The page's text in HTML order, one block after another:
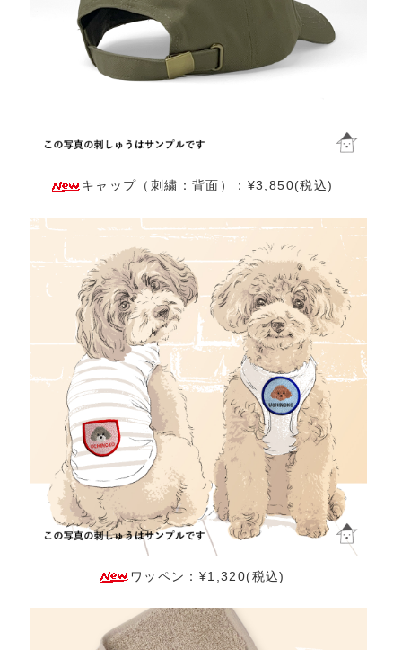
キャップ（刺繍：背面）：¥3,850(税込)
ワッペン：¥1,320(税込)